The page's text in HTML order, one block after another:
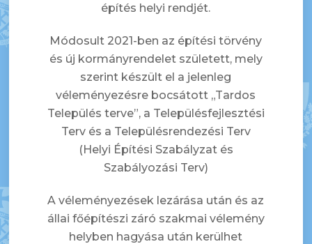
építés helyi rendjét.
Módosult 2021-ben az építési törvény
és új kormányrendelet született, mely
szerint készült el a jelenleg
véleményezésre bocsátott „Tardos
Település terve”, a Településfejlesztési
Terv és a Településrendezési Terv
(Helyi Építési Szabályzat és
Szabályozási Terv)
A véleményezések lezárása után és az
állai főépítészi záró szakmai vélemény
helyben hagyása után kerülhet